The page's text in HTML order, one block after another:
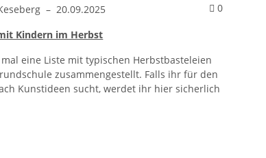
Artikel Tipps für einen entspannten Start in den
– 20.09.2025 0
Kindern im Herbst
eine Liste mit typischen Herbstbasteleien
zusammengestellt. Falls ihr für den
Kunstideen sucht, werdet ihr hier sicherlich